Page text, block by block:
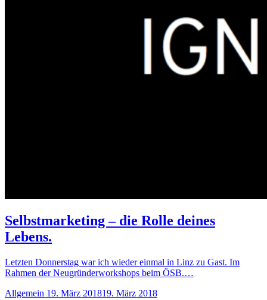
Selbstmarketing – die Rolle deines
Lebens.
Letzten Donnerstag war ich wieder einmal in Linz zu Gast. Im
Rahmen der Neugründerworkshops beim ÖSB.…
Allgemein 19. März 201819. März 2018Anzahl